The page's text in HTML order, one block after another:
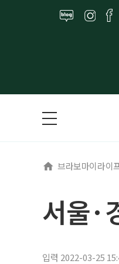
브라보마이라이
서울·
입력 2022-03-25